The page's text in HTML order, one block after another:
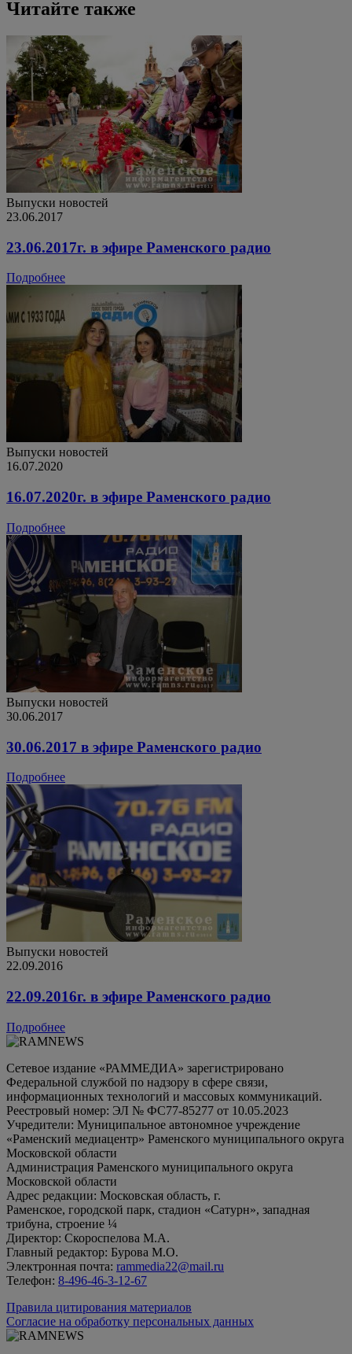
Читайте также
Выпуски новостей
23.06.2017
23.06.2017г. в эфире Раменского радио
Подробнее
Выпуски новостей
16.07.2020
16.07.2020г. в эфире Раменского радио
Подробнее
Выпуски новостей
30.06.2017
30.06.2017 в эфире Раменского радио
Подробнее
Выпуски новостей
22.09.2016
22.09.2016г. в эфире Раменского радио
Подробнее
Сетевое издание «РАММЕДИА» зарегистрировано
Федеральной службой по надзору в сфере связи,
информационных технологий и массовых коммуникаций.
Реестровый номер: ЭЛ № ФС77-85277 от 10.05.2023
Учредители: Муниципальное автономное учреждение
«Раменский медиацентр» Раменского муниципального округа
Московской области
Администрация Раменского муниципального округа
Московской области
Адрес редакции: Московская область, г.
Раменское, городской парк, стадион «Сатурн», западная
трибуна, строение ¼
Директор: Скороспелова М.А.
Главный редактор: Бурова М.О.
Электронная почта: rammedia22@mail.ru
Телефон: 8-496-46-3-12-67
Правила цитирования материалов
Согласие на обработку персональных данных